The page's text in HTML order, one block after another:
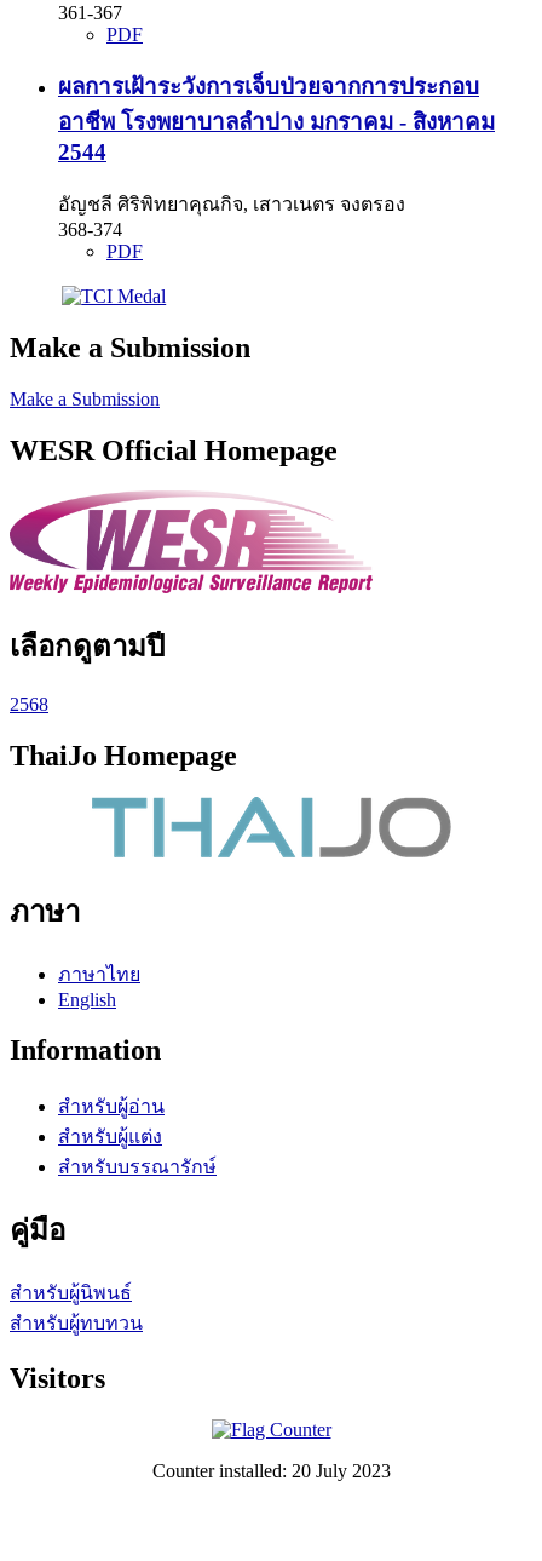
361-367
PDF
ผลการเฝ้าระวังการเจ็บป่วยจากการประกอบ
อาชีพ โรงพยาบาลลำปาง มกราคม - สิงหาคม
2544
อัญชลี ศิริพิทยาคุณกิจ, เสาวเนตร จงตรอง
368-374
PDF
Make a Submission
Make a Submission
WESR Official Homepage
เลือกดูตามปี
2568
ThaiJo Homepage
ภาษา
ภาษาไทย
English
Information
สำหรับผู้อ่าน
สำหรับผู้แต่ง
สำหรับบรรณารักษ์
คู่มือ
สำหรับผู้นิพนธ์
สำหรับผู้ทบทวน
Visitors
Counter installed: 20 July 2023